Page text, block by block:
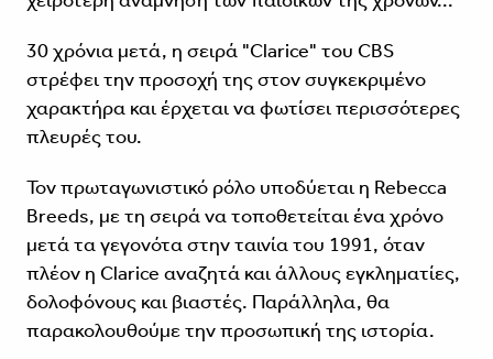
30 χρόνια μετά, η σειρά "Clarice" του CBS
στρέφει την προσοχή της στον συγκεκριμένο
χαρακτήρα και έρχεται να φωτίσει περισσότερες
πλευρές του.
Τον πρωταγωνιστικό ρόλο υποδύεται η Rebecca
Breeds, με τη σειρά να τοποθετείται ένα χρόνο
μετά τα γεγονότα στην ταινία του 1991, όταν
πλέον η Clarice αναζητά και άλλους εγκληματίες,
δολοφόνους και βιαστές. Παράλληλα, θα
παρακολουθούμε την προσωπική της ιστορία.